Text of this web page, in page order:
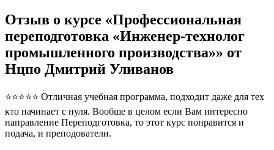
Отзыв о курсе «Профессиональная
переподготовка «Инженер-технолог
промышленного производства»» от
Нцпо Дмитрий Уливанов
⭐⭐⭐⭐⭐ Отличная учебная программа, подходит даже для тех
кто начинает с нуля. Вообше в целом если Вам интересно
направление Переподготовка, то этот курс понравится и
подача, и преподователи.